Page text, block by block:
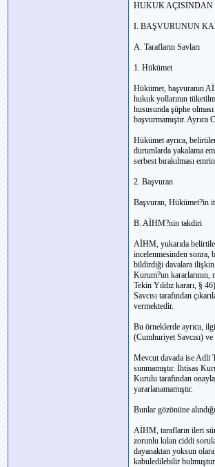
HUKUK AÇISINDAN
I. BAŞVURUNUN
A. Tarafların Savları
1. Hükümet
Hükümet, başvuranın
hukuk yollarının
hususunda şüphe
başvurmamıştır.
Hükümet ayrıca,
durumlarda yakalama
serbest bırakılması
2. Başvuran
Başvuran, Hükümet?in
B. AİHM?nin takdiri
AİHM, yukarıda
incelenmesinden sonra,
bildirdiği davalara
Kurum?un kararlarının,
Tekin Yıldız kararı, §
Savcısı tarafından
vermektedir.
Bu örneklerde ayrıca,
(Cumhuriyet Savcısı)
Mevcut davada ise Adli
sunmamıştır. İhtisas
Kurulu tarafından
yararlanamamıştır.
Bunlar gözönüne
AİHM, tarafların ileri
zorunlu kılan ciddi
dayanaktan yoksun
kabuledilebilir bulmuştur.